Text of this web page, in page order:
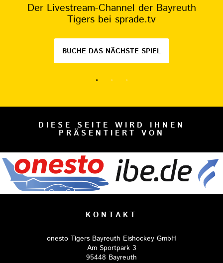
Der Livestream-Channel der Bayreuth
Tigers bei sprade.tv
BUCHE DAS NÄCHSTE SPIEL
DIESE SEITE WIRD IHNEN
PRÄSENTIERT VON
KONTAKT
onesto Tigers Bayreuth Eishockey GmbH
Am Sportpark 3
95448 Bayreuth